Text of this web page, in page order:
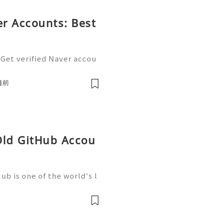
Accounts: Best
verified Naver accou
blogging with a single
前
GitHub Accou
is one of the world's l
and open-source c